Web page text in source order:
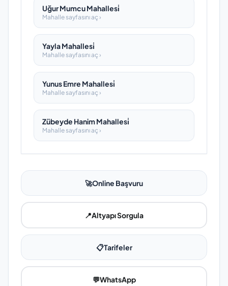
Uğur Mumcu Mahallesi̇
Mahalle sayfasını aç ›
Yayla Mahallesi̇
Mahalle sayfasını aç ›
Yunus Emre Mahallesi̇
Mahalle sayfasını aç ›
Zübeyde Hanim Mahallesi̇
Mahalle sayfasını aç ›
🚀Online Başvuru
📍Altyapı Sorgula
📋Tarifeler
💬WhatsApp